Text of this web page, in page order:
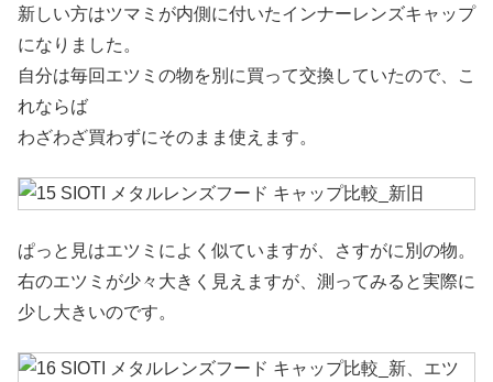
新しい方はツマミが内側に付いたインナーレンズキャップ
になりました。
自分は毎回エツミの物を別に買って交換していたので、こ
れならば
わざわざ買わずにそのまま使えます。
ぱっと見はエツミによく似ていますが、さすがに別の物。
右のエツミが少々大きく見えますが、測ってみると実際に
少し大きいのです。